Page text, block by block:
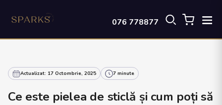
076 778877
Actualizat: 17 Octombrie, 2025 7 minute
Ce este pielea de sticlă și cum poți să